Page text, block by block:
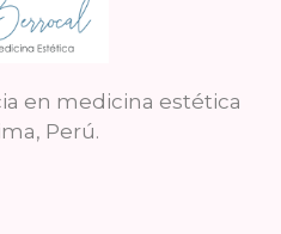
en medicina estética
Perú.